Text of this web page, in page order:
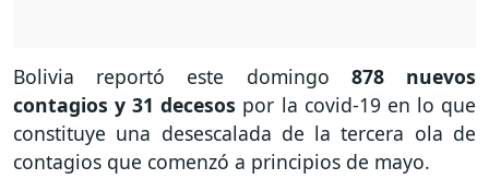
Bolivia reportó este domingo 878 nuevos
contagios y 31 decesos por la covid-19 en lo que
constituye una desescalada de la tercera ola de
contagios que comenzó a principios de mayo.